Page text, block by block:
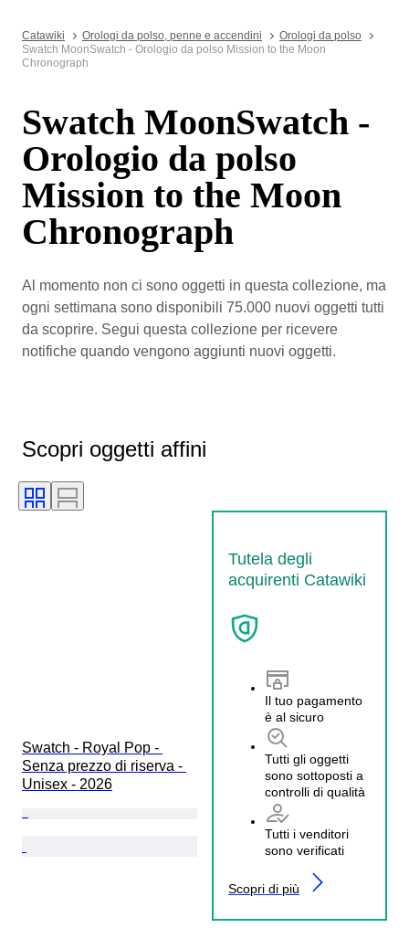
Catawiki Orologi da polso, penne e accendini
Orologi da polso
Swatch MoonSwatch - Orologio da polso Mission to the Moon
Chronograph
Swatch MoonSwatch -
Orologio da polso
Mission to the Moon
Chronograph
Al momento non ci sono oggetti in questa collezione, ma
ogni settimana sono disponibili 75.000 nuovi oggetti tutti
da scoprire. Segui questa collezione per ricevere
notifiche quando vengono aggiunti nuovi oggetti.
Scopri oggetti affini
Tutela degli
acquirenti Catawiki
Il tuo pagamento
è al sicuro
Tutti gli oggetti
sono sottoposti a
controlli di qualità
Tutti i venditori
sono verificati
Scopri di più
Swatch - Royal Pop -
Senza prezzo di riserva -
Unisex - 2026